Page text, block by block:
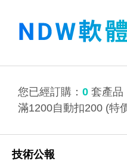
您已經訂購： 0 套產品
滿1200自動扣200 (特
技術公報